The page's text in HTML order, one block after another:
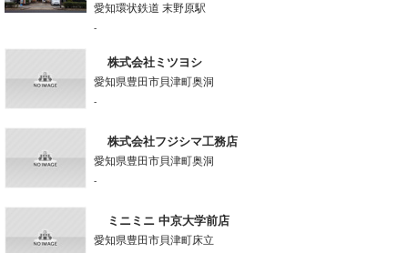
愛知環状鉄道 末野原駅
-
株式会社ミツヨシ
愛知県豊田市貝津町奥洞
-
株式会社フジシマ工務店
愛知県豊田市貝津町奥洞
-
ミニミニ 中京大学前店
愛知県豊田市貝津町床立